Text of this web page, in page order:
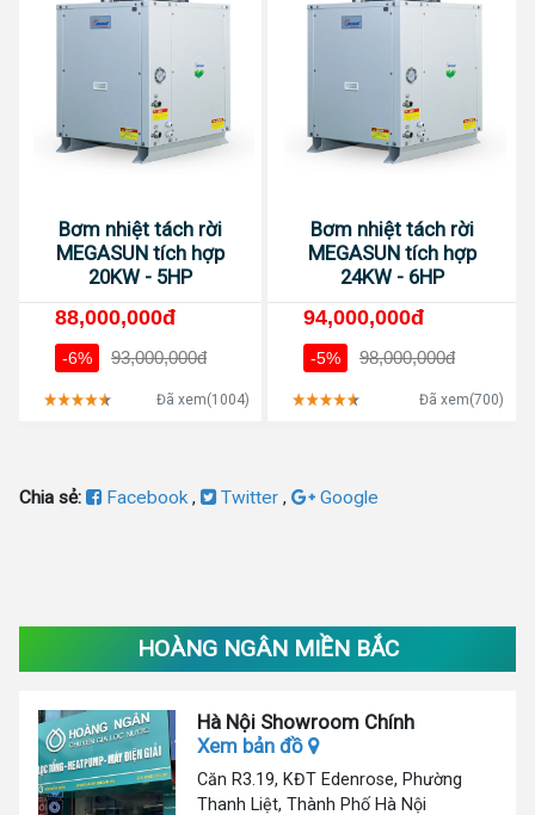
Bơm nhiệt tách rời
MEGASUN tích hợp
20KW - 5HP
88,000,000đ
-6% 93,000,000đ
Đã xem(1004)
Bơm nhiệt tách rời
MEGASUN tích hợp
24KW - 6HP
94,000,000đ
-5% 98,000,000đ
Đã xem(700)
Chia sẻ: Facebook, Twitter , Google
HOÀNG NGÂN MIỀN BẮC
Hà Nội Showroom Chính
Xem bản đồ
Căn R3.19, KĐT Edenrose, Phường
Thanh Liệt, Thành Phố Hà Nội